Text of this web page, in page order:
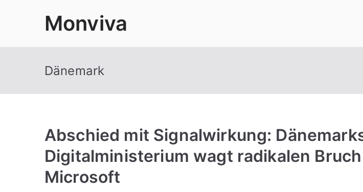
Monviva
Dänemark
Abschied mit Signalwirkung:
Digitalministerium wagt radikalen
Microsoft